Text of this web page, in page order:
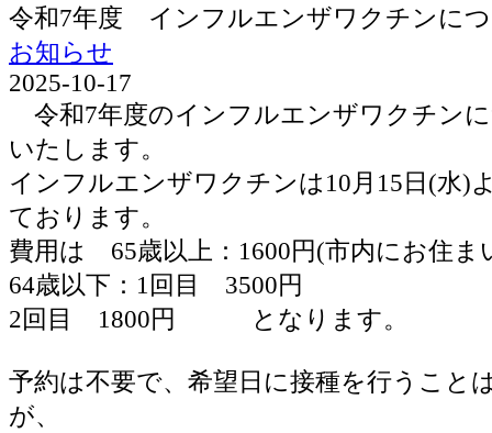
令和7年度 インフルエンザワクチンに
お知らせ
2025-10-17
令和7年度のインフルエンザワクチン
いたします。
インフルエンザワクチンは10月15日(水)
ております。
費用は 65歳以上：1600円(市内にお住ま
64歳以下：1回目 3500円
2回目 1800円 となります。
予約は不要で、希望日に接種を行うこと
が、